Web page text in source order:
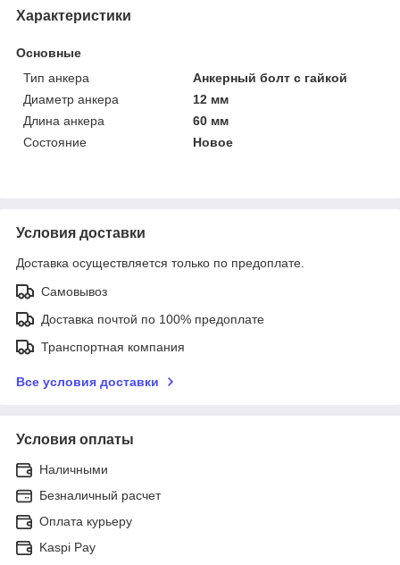
Характеристики
Основные
Тип анкера
Анкерный болт с гайкой
Диаметр анкера
12 мм
Длина анкера
60 мм
Состояние
Новое
Условия доставки
Доставка осуществляется только по предоплате.
Самовывоз
Доставка почтой по 100% предоплате
Транспортная компания
Все условия доставки
Условия оплаты
Наличными
Безналичный расчет
Оплата курьеру
Kaspi Pay